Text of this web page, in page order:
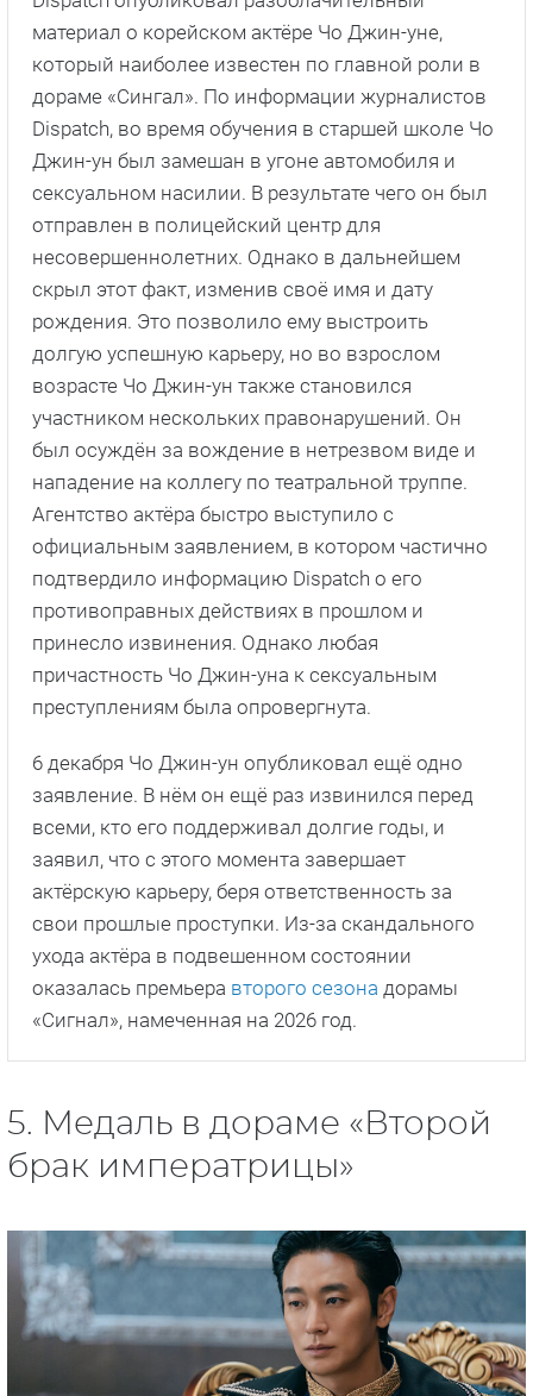
материал о корейском актёре Чо Джин-уне,
который наиболее известен по главной роли в
дораме «Сингал». По информации журналистов
Dispatch, во время обучения в старшей школе Чо
Джин-ун был замешан в угоне автомобиля и
сексуальном насилии. В результате чего он был
отправлен в полицейский центр для
несовершеннолетних. Однако в дальнейшем
скрыл этот факт, изменив своё имя и дату
рождения. Это позволило ему выстроить
долгую успешную карьеру, но во взрослом
возрасте Чо Джин-ун также становился
участником нескольких правонарушений. Он
был осуждён за вождение в нетрезвом виде и
нападение на коллегу по театральной труппе.
Агентство актёра быстро выступило с
официальным заявлением, в котором частично
подтвердило информацию Dispatch о его
противоправных действиях в прошлом и
принесло извинения. Однако любая
причастность Чо Джин-уна к сексуальным
преступлениям была опровергнута.
6 декабря Чо Джин-ун опубликовал ещё одно
заявление. В нём он ещё раз извинился перед
всеми, кто его поддерживал долгие годы, и
заявил, что с этого момента завершает
актёрскую карьеру, беря ответственность за
свои прошлые проступки. Из-за скандального
ухода актёра в подвешенном состоянии
оказалась премьера второго сезона дорамы
«Сигнал», намеченная на 2026 год.
5. Медаль в дораме «Второй
брак императрицы»